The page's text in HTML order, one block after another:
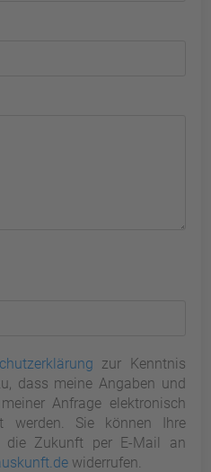
zur Kenntnis
dass meine Angaben und
Anfrage elektronisch
werden. Sie können Ihre
die Zukunft per E-Mail an
widerrufen.